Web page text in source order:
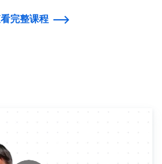
完整课程
测性工程师